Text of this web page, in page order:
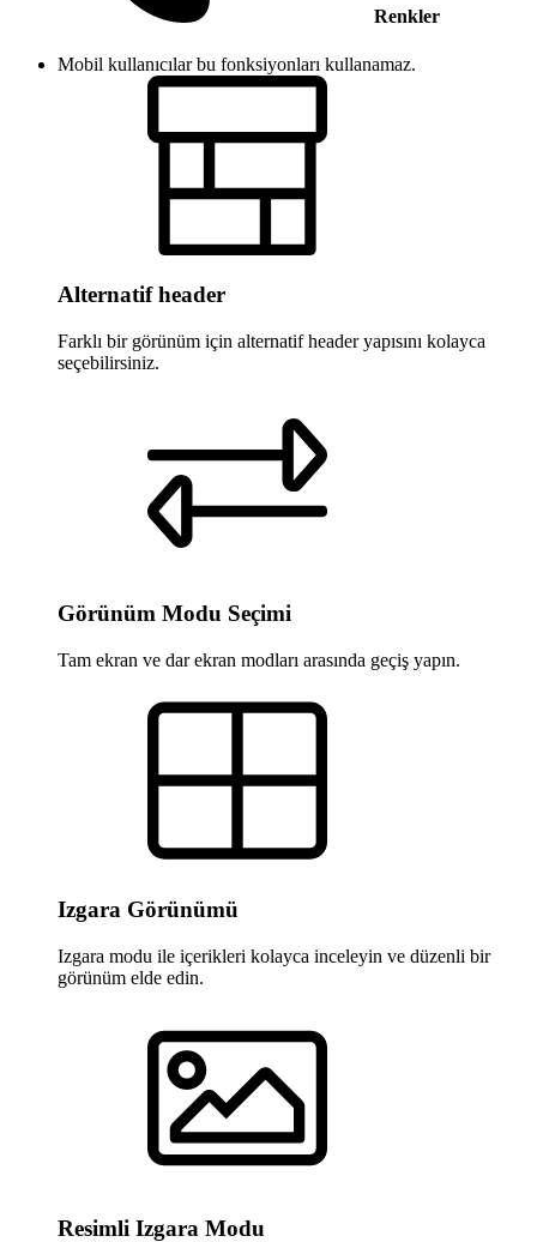
Renkler
Mobil kullanıcılar bu fonksiyonları kullanamaz.
Alternatif header
Farklı bir görünüm için alternatif header yapısını kolayca
seçebilirsiniz.
Görünüm Modu Seçimi
Tam ekran ve dar ekran modları arasında geçiş yapın.
Izgara Görünümü
Izgara modu ile içerikleri kolayca inceleyin ve düzenli bir
görünüm elde edin.
Resimli Izgara Modu